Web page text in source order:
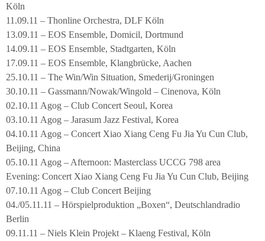
Köln
11.09.11 – Thonline Orchestra, DLF Köln
13.09.11 – EOS Ensemble, Domicil, Dortmund
14.09.11 – EOS Ensemble, Stadtgarten, Köln
17.09.11 – EOS Ensemble, Klangbrücke, Aachen
25.10.11 – The Win/Win Situation, Smederij/Groningen
30.10.11 – Gassmann/Nowak/Wingold – Cinenova, Köln
02.10.11 Agog – Club Concert Seoul, Korea
03.10.11 Agog – Jarasum Jazz Festival, Korea
04.10.11 Agog – Concert Xiao Xiang Ceng Fu Jia Yu Cun Club,
Beijing, China
05.10.11 Agog – Afternoon: Masterclass UCCG 798 area
Evening: Concert Xiao Xiang Ceng Fu Jia Yu Cun Club, Beijing
07.10.11 Agog – Club Concert Beijing
04./05.11.11 – Hörspielproduktion „Boxen“, Deutschlandradio
Berlin
09.11.11 – Niels Klein Projekt – Klaeng Festival, Köln